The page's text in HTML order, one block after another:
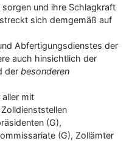
und ihre Schlagkraft
sich demgemäß auf
Abfertigungsdienstes der
auch hinsichtlich der
derbesonderen
aller mit
(G),
(G), Zollämter